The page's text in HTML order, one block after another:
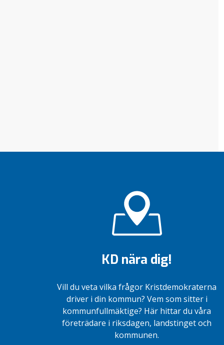
KD nära dig!
Vill du veta vilka frågor Kristdemokraterna
driver i din kommun? Vem som sitter i
kommunfullmäktige? Här hittar du våra
företrädare i riksdagen, landstinget och
kommunen.